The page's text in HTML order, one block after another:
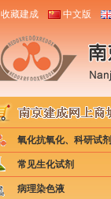
收藏建成 中文版
氧化抗氧化、科研试剂
常见生化试剂
病理染色液